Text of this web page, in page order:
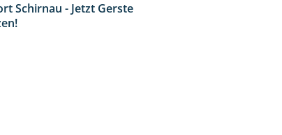
Schirnau - Jetzt Gerste